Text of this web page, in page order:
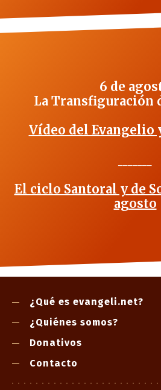
6 de
La Transfiguración
Vídeo del Evangelio
El ciclo Santoral y de
agosto
¿Qué es evangeli.net?
¿Quiénes somos?
Donativos
Contacto